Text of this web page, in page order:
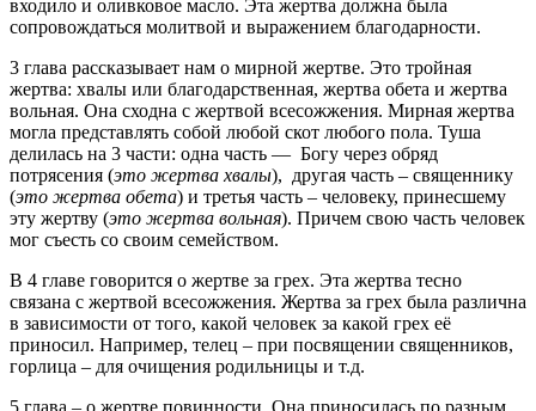
входило и оливковое масло. Эта жертва должна была
сопровождаться молитвой и выражением благодарности.
3 глава рассказывает нам о мирной жертве. Это тройная
жертва: хвалы или благодарственная, жертва обета и жертва
вольная. Она сходна с жертвой всесожжения. Мирная жертва
могла представлять собой любой скот любого пола. Туша
делилась на 3 части: одна часть — Богу через обряд
потрясения (это жертва хвалы), другая часть – священнику
(это жертва обета) и третья часть – человеку, принесшему
эту жертву (это жертва вольная). Причем свою часть человек
мог съесть со своим семейством.
В 4 главе говорится о жертве за грех. Эта жертва тесно
связана с жертвой всесожжения. Жертва за грех была различна
в зависимости от того, какой человек за какой грех её
приносил. Например, телец – при посвящении священников,
горлица – для очищения родильницы и т.д.
5 глава – о жертве повинности. Она приносилась по разным